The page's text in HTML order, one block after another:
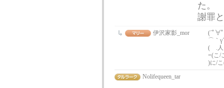
た。
謝罪
伊沢家影_mor
(´ﾟ
⌒｀
( .人
=(
)に/
Nolifequeen_tar